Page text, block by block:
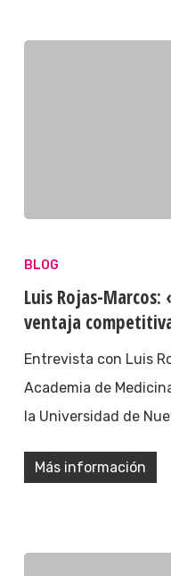
BLOG
Luis Rojas-Marcos:
ventaja
Entrevista con Luis
Academia de
la Universidad de
Más información